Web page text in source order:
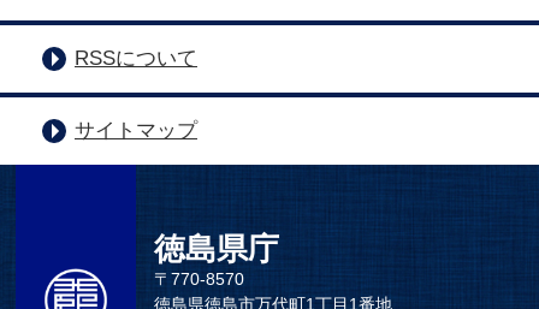
RSSについて
サイトマップ
徳島県庁
〒770-8570
徳島県徳島市万代町1丁目1番地